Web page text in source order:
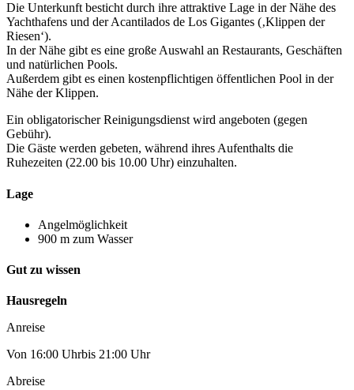
Die Unterkunft besticht durch ihre attraktive Lage in der Nähe des
Yachthafens und der Acantilados de Los Gigantes (‚Klippen der
Riesen‘).
In der Nähe gibt es eine große Auswahl an Restaurants, Geschäften
und natürlichen Pools.
Außerdem gibt es einen kostenpflichtigen öffentlichen Pool in der
Nähe der Klippen.
Ein obligatorischer Reinigungsdienst wird angeboten (gegen
Gebühr).
Die Gäste werden gebeten, während ihres Aufenthalts die
Ruhezeiten (22.00 bis 10.00 Uhr) einzuhalten.
Lage
Angelmöglichkeit
900 m zum Wasser
Gut zu wissen
Hausregeln
Anreise
Von 16:00 Uhrbis 21:00 Uhr
Abreise